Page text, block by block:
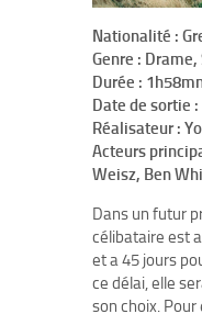
Nationalité :
Genre :
Durée :
Date de sortie
Réalisateur :
Acteurs
Weisz, Ben
Dans un futur
célibataire est
et a 45 jours
ce délai, elle
son choix.